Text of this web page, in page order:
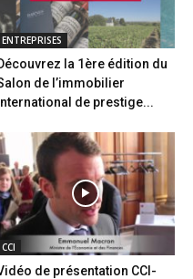
ENTREPRISES
la 1ère édition du
de l’immobilier
de prestige...
CCI
de présentation CCI-